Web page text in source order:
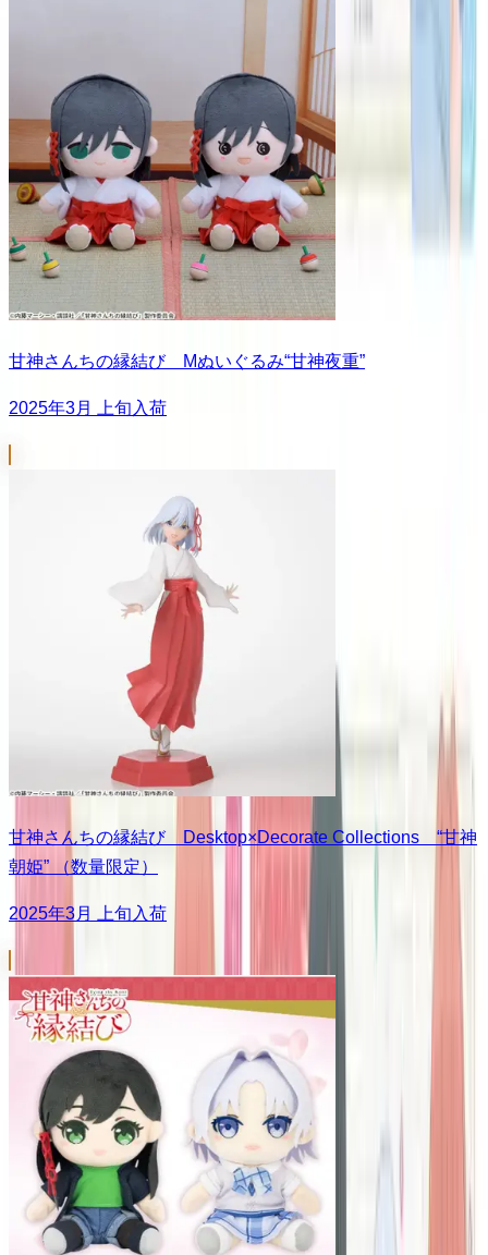
甘神さんちの縁結び Mぬいぐるみ“甘神夜重”
2025年3月 上旬入荷
甘神さんちの縁結び Desktop×Decorate Collections “甘神
朝姫” （数量限定）
2025年3月 上旬入荷